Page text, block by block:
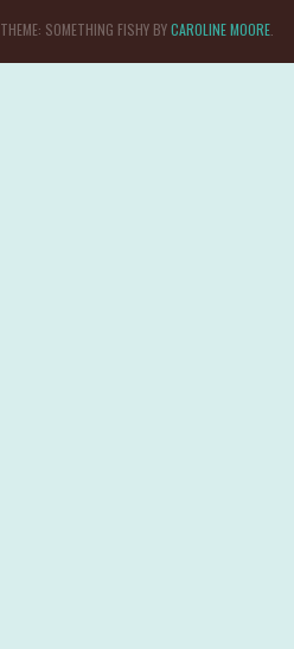
THEME: SOMETHING FISHY BYCAROLINE MOORE